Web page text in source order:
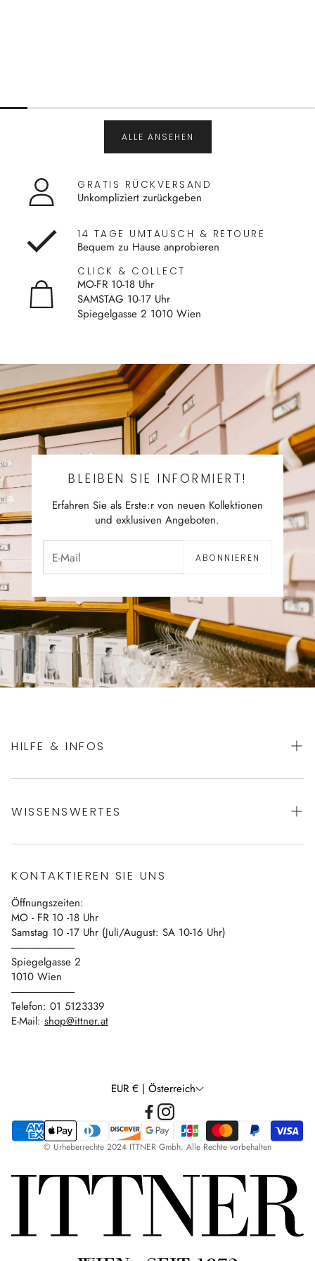
ALLE ANSEHEN
GRATIS RÜCKVERSAND
Unkompliziert zurückgeben
14 TAGE UMTAUSCH & RETOURE
Bequem zu Hause anprobieren
CLICK & COLLECT
MO-FR 10-18 Uhr
SAMSTAG 10-17 Uhr
Spiegelgasse 2 1010 Wien
BLEIBEN SIE INFORMIERT!
Erfahren Sie als Erste:r von neuen Kollektionen
und exklusiven Angeboten.
ABONNIEREN
HILFE & INFOS
Datenschutz
Impressum
Vertrag widerrufen
WISSENSWERTES
Blog
Kontakt
KONTAKTIEREN SIE UNS
Öffnungszeiten:
MO - FR 10 -18 Uhr
Samstag 10 -17 Uhr (Juli/August: SA 10-16 Uhr)
------------------------------
Spiegelgasse 2
1010 Wien
------------------------------
Telefon: 01 5123339
E-Mail: shop@ittner.at
EUR € | Österreich
© Urheberrechte 2024 ITTNER Gmbh. Alle Rechte vorbehalten